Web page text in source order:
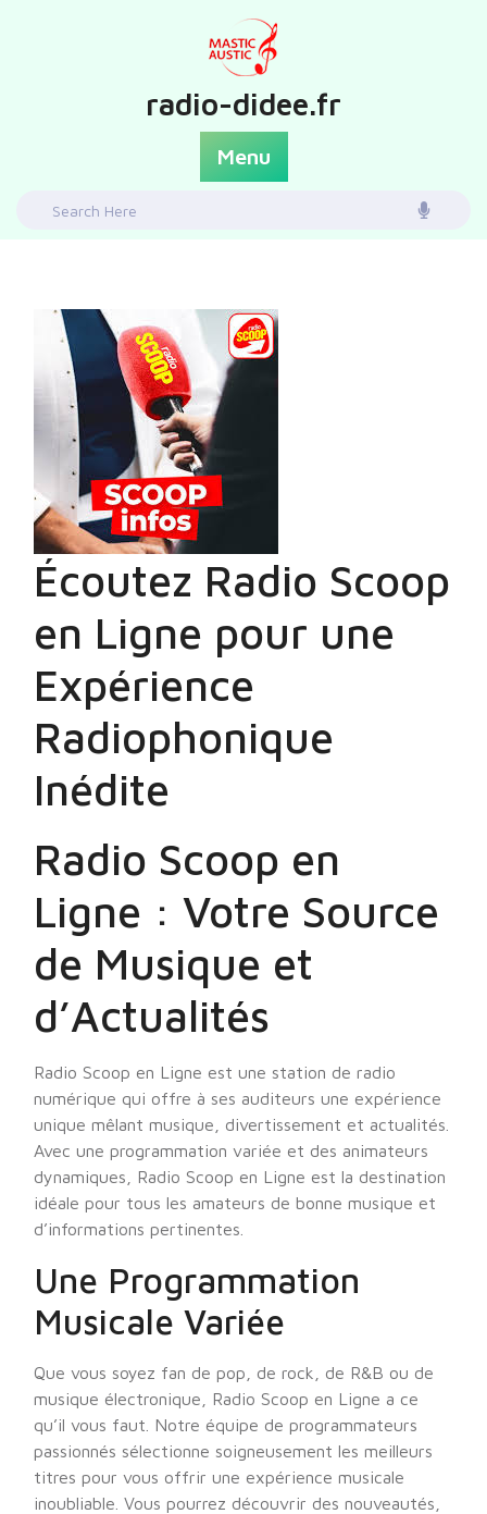
radio-didee.fr
Menu
Search
Écoutez Radio Scoop
en Ligne pour une
Expérience
Radiophonique
Inédite
Radio Scoop en
Ligne : Votre Source
de Musique et
d’Actualités
Radio Scoop en Ligne est une station de radio
numérique qui offre à ses auditeurs une expérience
unique mêlant musique, divertissement et actualités.
Avec une programmation variée et des animateurs
dynamiques, Radio Scoop en Ligne est la destination
idéale pour tous les amateurs de bonne musique et
d’informations pertinentes.
Une Programmation
Musicale Variée
Que vous soyez fan de pop, de rock, de R&B ou de
musique électronique, Radio Scoop en Ligne a ce
qu’il vous faut. Notre équipe de programmateurs
passionnés sélectionne soigneusement les meilleurs
titres pour vous offrir une expérience musicale
inoubliable. Vous pourrez découvrir des nouveautés,